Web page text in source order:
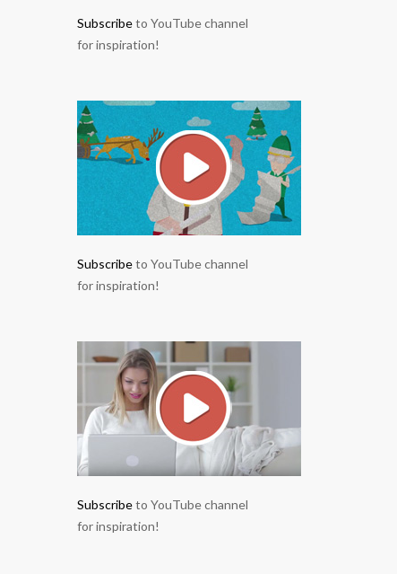
Subscribeto YouTube channel
for inspiration!
Subscribeto YouTube channel
for inspiration!
Subscribeto YouTube channel
for inspiration!